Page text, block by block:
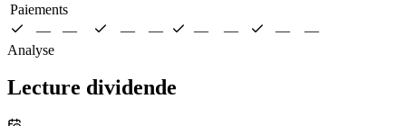
Paiements
—
— — — — — —
—
Analyse
Lecture dividende